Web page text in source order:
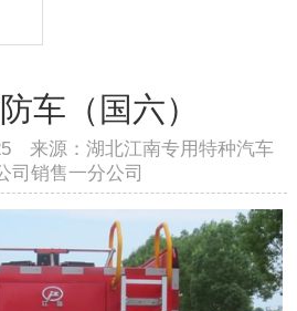
车（国六）
来源：湖北江南专用特种汽车
司销售一分公司